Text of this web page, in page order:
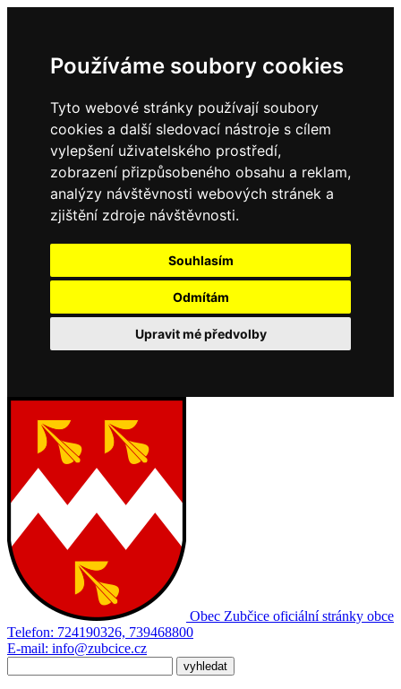
Používáme soubory cookies
Tyto webové stránky používají soubory
cookies a další sledovací nástroje s cílem
vylepšení uživatelského prostředí,
zobrazení přizpůsobeného obsahu a reklam,
analýzy návštěvnosti webových stránek a
zjištění zdroje návštěvnosti.
Souhlasím
Odmítám
Upravit mé předvolby
Obec Zubčice oficiální stránky obce
Telefon: 724190326, 739468800
E-mail: info@zubcice.cz